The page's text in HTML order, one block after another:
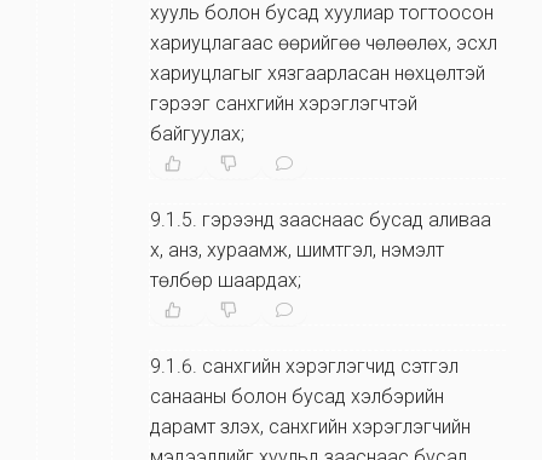
хууль болон бусад хуулиар тогтоосон
хариуцлагаас өөрийгөө чөлөөлөх, эсхүл
хариуцлагыг хязгаарласан нөхцөлтэй
гэрээг санхүүгийн хэрэглэгчтэй
байгуулах;
9.1.5. гэрээнд зааснаас бусад аливаа
хүү, анз, хураамж, шимтгэл, нэмэлт
төлбөр шаардах;
9.1.6. санхүүгийн хэрэглэгчид сэтгэл
санааны болон бусад хэлбэрийн
дарамт үзүүлэх, санхүүгийн хэрэглэгчийн